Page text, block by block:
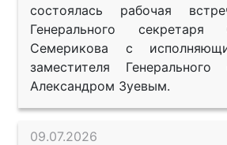
состоялась рабочая
Генерального
Семерикова с
заместителя
Александром Зуевым.
09.07.2026